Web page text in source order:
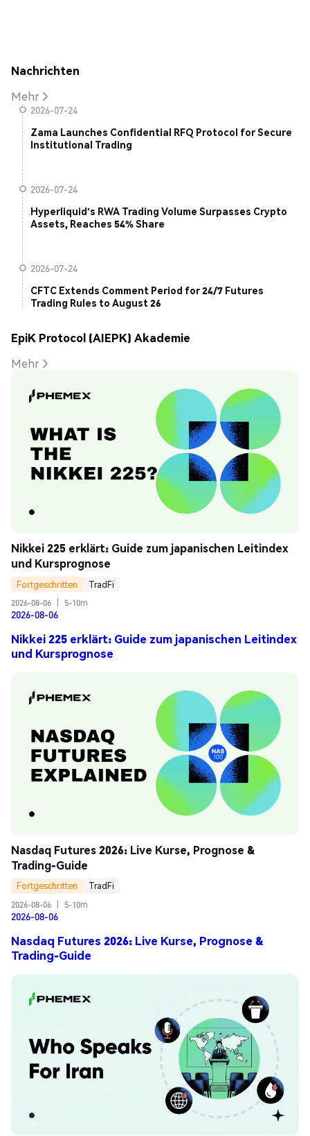
Nachrichten
Mehr
2026-07-24
Zama Launches Confidential RFQ Protocol for Secure
Institutional Trading
2026-07-24
Hyperliquid's RWA Trading Volume Surpasses Crypto
Assets, Reaches 54% Share
2026-07-24
CFTC Extends Comment Period for 24/7 Futures
Trading Rules to August 26
EpiK Protocol (AIEPK) Akademie
Mehr
Nikkei 225 erklärt: Guide zum japanischen Leitindex
und Kursprognose
Fortgeschritten
TradFi
2026-08-06
5-10m
2026-08-06
Nikkei 225 erklärt: Guide zum japanischen Leitindex
und Kursprognose
Nasdaq Futures 2026: Live Kurse, Prognose &
Trading-Guide
Fortgeschritten
TradFi
2026-08-06
5-10m
2026-08-06
Nasdaq Futures 2026: Live Kurse, Prognose &
Trading-Guide